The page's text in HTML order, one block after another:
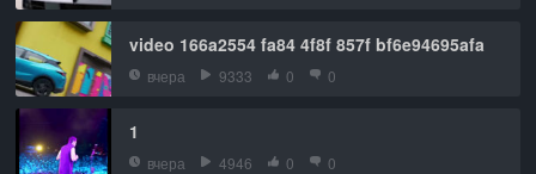
video 166a2554 fa84 4f8f 857f bf6e94695afa
вчера 9333 0 0
1
вчера 4946 0 0